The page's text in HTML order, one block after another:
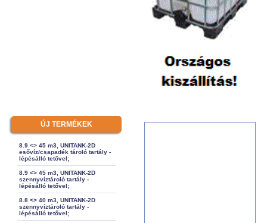
ÚJ TERMÉKEK
8.9 <> 45 m3, UNITANK-2D
esővíz/csapadék tároló tartály -
lépésálló tetővel;
8.9 <> 45 m3, UNITANK-2D
szennyvíztároló tartály -
lépésálló tetővel;
8.8 <> 40 m3, UNITANK-2D
szennyvíztároló tartály -
lépésálló tetővel;